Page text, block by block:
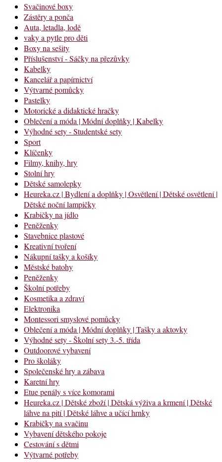
Svačinové boxy
Zástěry a ponča
Auta, letadla, lodě
vaky a pytle pro děti
Boxy na sešity
Příslušenství - Sáčky na přezůvky
Kabelky
Kancelář a papírnictví
Výtvarné pomůcky
Pastelky
Motorické a didaktické hračky
Oblečení a móda | Módní doplňky | Kabelky
Výhodné sety - Studentské sety
Sport
Klíčenky
Filmy, knihy, hry
Stolní hry
Dětské samolepky
Heureka.cz | Bydlení a doplňky | Osvětlení | Dětské osvětlení |
Dětské noční lampičky
Krabičky na jídlo
Peněženky
Stavebnice plastové
Kreativní tvoření
Nákupní tašky a košíky
Městské batohy
Peněženky
Školní potřeby
Kosmetika a zdraví
Elektronika
Montessori smyslové pomůcky
Oblečení a móda | Módní doplňky | Tašky a aktovky
Výhodné sety - Školní sety 3.-5. třída
Outdoorové vybavení
Pro školáky
Společenské hry a zábava
Karetní hry
Etue penály s více komorami
Heureka.cz | Dětské zboží | Dětská výživa a krmení | Dětské
láhve na pití | Dětské láhve a učící hrnky
Krabičky na svačinu
Vybavení dětského pokoje
Cestování s dětmi
Výtvarné potřeby